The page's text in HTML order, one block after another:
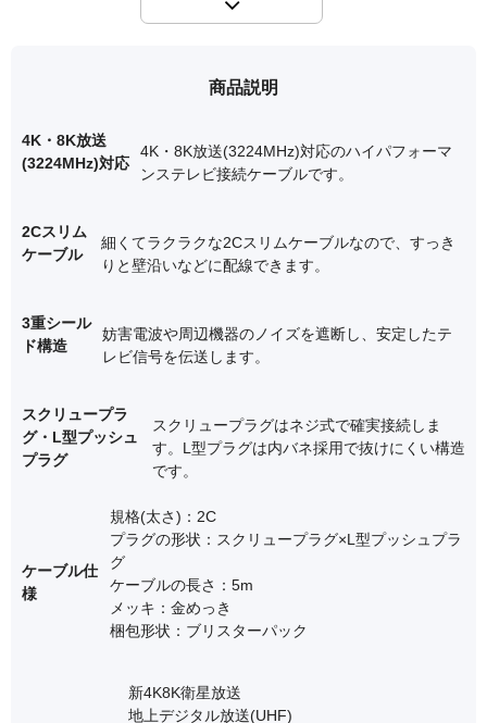
商品説明
4K・8K放送
(3224MHz)対応
4K・8K放送(3224MHz)対応のハイパフォーマ
ンステレビ接続ケーブルです。
2Cスリム
ケーブル
細くてラクラクな2Cスリムケーブルなので、すっき
りと壁沿いなどに配線できます。
3重シール
ド構造
妨害電波や周辺機器のノイズを遮断し、安定したテ
レビ信号を伝送します。
スクリュープラ
グ・L型プッシュ
プラグ
スクリュープラグはネジ式で確実接続しま
す。L型プラグは内バネ採用で抜けにくい構造
です。
ケーブル仕
様
規格(太さ)：2C
プラグの形状：スクリュープラグ×L型プッシュプラ
グ
ケーブルの長さ：5m
メッキ：金めっき
梱包形状：ブリスターパック
新4K8K衛星放送
地上デジタル放送(UHF)